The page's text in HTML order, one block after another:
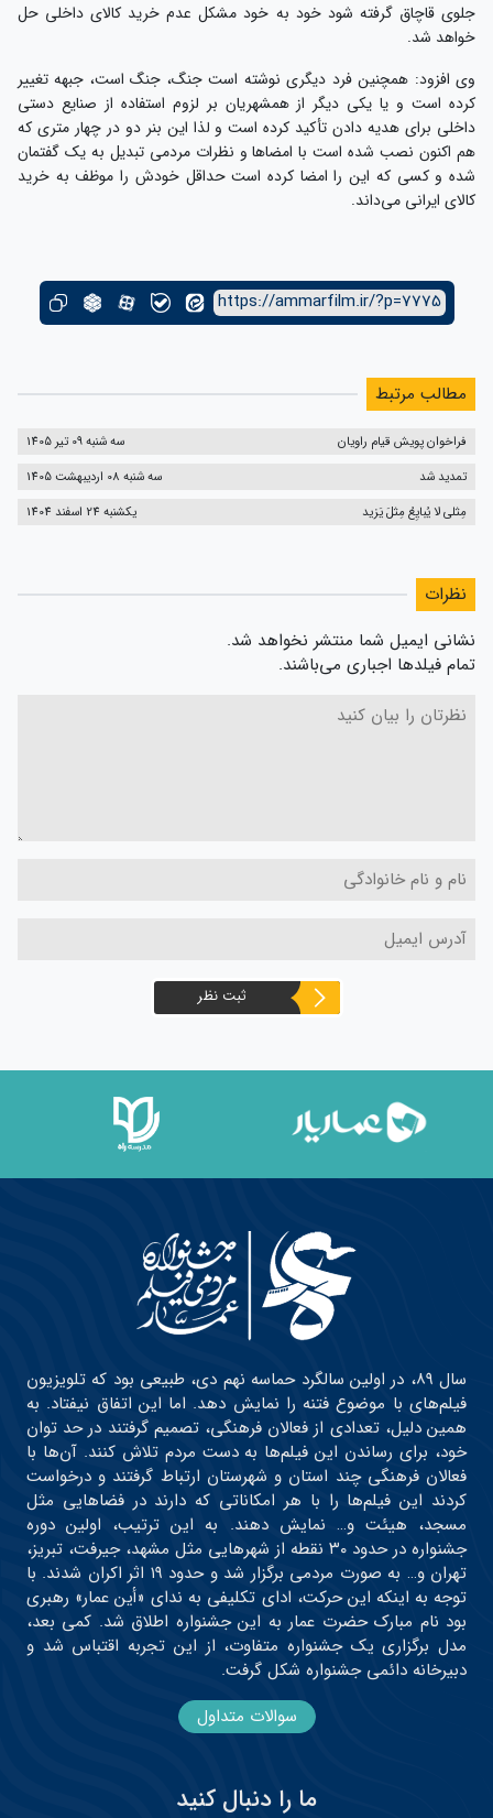
جلوی قاچاق گرفته شود خود به خود مشکل عدم خرید کالای داخلی حل
خواهد شد.
وی افزود: همچنین فرد دیگری نوشته است جنگ، جنگ است، جبهه تغییر
کرده است و یا یکی دیگر از همشهریان بر لزوم استفاده از صنایع دستی
داخلی برای هدیه دادن تأکید کرده است و لذا این بنر دو در چهار متری که
هم اکنون نصب شده است با امضاها و نظرات مردمی تبدیل به یک گفتمان
شده و کسی که این را امضا کرده است حداقل خودش را موظف به خرید
کالای ایرانی می‌داند.
https://ammarfilm.ir/?p=7775
مطالب مرتبط
فراخوان پویش قیام راویان
سه شنبه 09 تیر 1405
تمدید شد
سه شنبه 08 اردیبهشت 1405
مِثلی لا یُبایِعُ مِثلَ یَزید
یکشنبه 24 اسفند 1404
نظرات
نشانی ایمیل شما منتشر نخواهد شد.
تمام فیلدها اجباری می‌باشند.
ثبت نظر
سال ۸۹، در اولین سالگرد حماسه نهم دی، طبیعی بود که تلویزیون
فیلم‌های با موضوع فتنه را نمایش دهد. اما این اتفاق نیفتاد. به
همین دلیل، تعدادی از فعالان فرهنگی، تصمیم گرفتند در حد توان
خود، برای رساندن این فیلم‌ها به دست مردم تلاش کنند. آن‌ها با
فعالان فرهنگی چند استان و شهرستان ارتباط گرفتند و درخواست
کردند این فیلم‌ها را با هر امکاناتی که دارند در فضاهایی مثل
مسجد، هیئت و… نمایش دهند. به این ترتیب، اولین دوره
جشنواره در حدود ۳۰ نقطه از شهرهایی مثل مشهد، جیرفت، تبریز،
تهران و… به صورت مردمی برگزار شد و حدود ۱۹ اثر اکران شدند. با
توجه به اینکه این حرکت، ادای تکلیفی به ندای «أین عمار» رهبری
بود نام مبارک حضرت عمار به این جشنواره اطلاق شد. کمی بعد،
مدل برگزاری یک جشنواره متفاوت، از این تجربه اقتباس شد و
دبیرخانه دائمی جشنواره شکل گرفت.
سوالات متداول
ما را دنبال کنید